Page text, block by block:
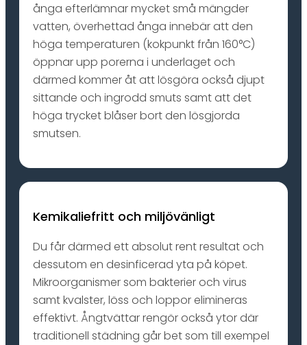
ånga efterlämnar mycket små mängder
vatten, överhettad ånga innebär att den
höga temperaturen (kokpunkt från 160°C)
öppnar upp porerna i underlaget och
därmed kommer åt att lösgöra också djupt
sittande och ingrodd smuts samt att det
höga trycket blåser bort den lösgjorda
smutsen.
Kemikaliefritt och miljövänligt
Du får därmed ett absolut rent resultat och
dessutom en desinficerad yta på köpet.
Mikroorganismer som bakterier och virus
samt kvalster, löss och loppor elimineras
effektivt. Ångtvättar rengör också ytor där
traditionell städning går bet som till exempel